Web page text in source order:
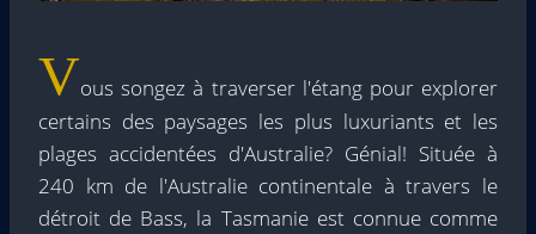
Vous songez à traverser l'étang pour explorer
certains des paysages les plus luxuriants et les
plages accidentées d'Australie? Génial! Située à
240 km de l'Australie continentale à travers le
détroit de Bass, la Tasmanie est connue comme